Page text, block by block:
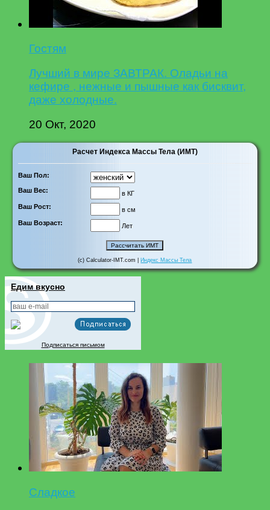
Гостям
Лучший в мире ЗАВТРАК. Оладьи на
кефире , нежные и пышные как бисквит,
даже холодные.
20 Окт, 2020
Расчет Индекса Массы Тела (ИМТ)
Ваш Пол:
Ваш Вес:
в КГ
Ваш Рост:
в см
Ваш Возраст:
Лет
(c) Calculator-IMT.com | Индекс Массы Тела
Едим вкусно
Подписаться письмом
Сладкое